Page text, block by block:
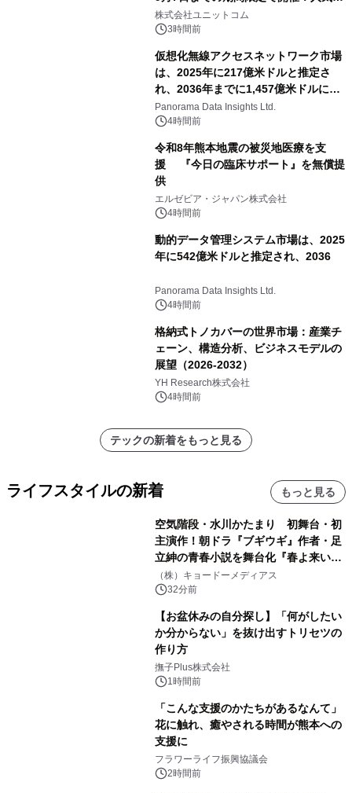
ゲーミングPCや高性能ノートPCなど
対象iiyama PCのご購入で最大3万円分
株式会社ユニットコム
3時間前
仮想化無線アクセスネットワーク市場
は、2025年に217億米ドルと推定さ
れ、2036年までに1,457億米ドルに達
すると予測されており、予測期間
（2026年～2036年）
Panorama Data Insights Ltd.
4時間前
令和8年熊本地震の被災地医療を支
援 『今日の臨床サポート』を無償提
供
エルゼビア・ジャパン株式会社
4時間前
動的データ管理システム市場は、2025
年に542億米ドルと推定され、2036
Panorama Data Insights Ltd.
4時間前
格納式トノカバーの世界市場：産業チ
ェーン、構造分析、ビジネスモデルの
展望（2026-2032）
YH Research株式会社
4時間前
テックの新着をもっと見る
ライフスタイルの新着 もっと見る
空気階段・水川かたまり 初舞台・初
主演作！朝ドラ『ブギウギ』作者・足
立紳の青春小説を舞台化『春よ来い、
マジで来い』キービジュアル解禁！
（株）キョードーメディアス
32分前
【お盆休みの自分探し】「何がしたい
か分からない」を抜け出すトリセツの
作り方
撫子Plus株式会社
1時間前
「こんな支援のかたちがあるなんて」
花に触れ、癒やされる時間が熊本への
支援に
フラワーライフ振興協議会
2時間前